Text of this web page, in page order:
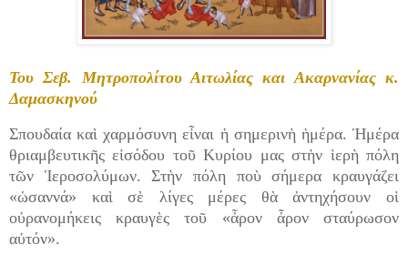
Του Σεβ. Μητροπολίτου Αιτωλίας και Ακαρνανίας κ.
Δαμασκηνού
Σπουδαία καὶ χαρμόσυνη εἶναι ἡ σημερινὴ ἡμέρα. Ἡμέρα
θριαμβευτικῆς εἰσόδου τοῦ Κυρίου μας στὴν ἱερὴ πόλη
τῶν Ἱεροσολύμων. Στὴν πόλη ποὺ σήμερα κραυγάζει
«ὡσαννά» καὶ σὲ λίγες μέρες θὰ ἀντηχήσουν οἱ
οὐρανομήκεις κραυγὲς τοῦ «ἆρον ἆρον σταύρωσον
αὐτόν».